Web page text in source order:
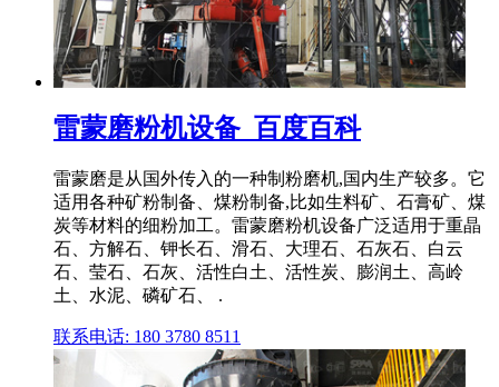
雷蒙磨粉机设备_百度百科
雷蒙磨是从国外传入的一种制粉磨机,国内生产较多。它
适用各种矿粉制备、煤粉制备,比如生料矿、石膏矿、煤
炭等材料的细粉加工。雷蒙磨粉机设备广泛适用于重晶
石、方解石、钾长石、滑石、大理石、石灰石、白云
石、莹石、石灰、活性白土、活性炭、膨润土、高岭
土、水泥、磷矿石、 .
联系电话: 180 3780 8511